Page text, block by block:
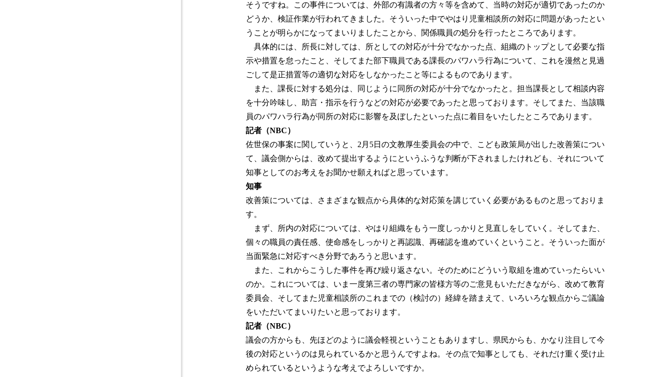
そうですね。この事件については、外部の有識者の方々等を含めて、当時の対応が適切であったのか
どうか、検証作業が行われてきました。そういった中でやはり児童相談所の対応に問題があったとい
うことが明らかになってまいりましたことから、関係職員の処分を行ったところであります。
具体的には、所長に対しては、所としての対応が十分でなかった点、組織のトップとして必要な指
示や措置を怠ったこと、そしてまた部下職員である課長のパワハラ行為について、これを漫然と見過
ごして是正措置等の適切な対応をしなかったこと等によるものであります。
また、課長に対する処分は、同じように同所の対応が十分でなかったと。担当課長として相談内容
を十分吟味し、助言・指示を行うなどの対応が必要であったと思っております。そしてまた、当該職
員のパワハラ行為が同所の対応に影響を及ぼしたといった点に着目をいたしたところであります。
記者（NBC）
佐世保の事案に関していうと、2月5日の文教厚生委員会の中で、こども政策局が出した改善策につい
て、議会側からは、改めて提出するようにというふうな判断が下されましたけれども、それについて
知事としてのお考えをお聞かせ願えればと思っています。
知事
改善策については、さまざまな観点から具体的な対応策を講じていく必要があるものと思っておりま
す。
まず、所内の対応については、やはり組織をもう一度しっかりと見直しをしていく。そしてまた、
個々の職員の責任感、使命感をしっかりと再認識、再確認を進めていくということ。そういった面が
当面緊急に対応すべき分野であろうと思います。
また、これからこうした事件を再び繰り返さない。そのためにどういう取組を進めていったらいい
のか。これについては、いま一度第三者の専門家の皆様方等のご意見もいただきながら、改めて教育
委員会、そしてまた児童相談所のこれまでの（検討の）経緯を踏まえて、いろいろな観点からご議論
をいただいてまいりたいと思っております。
記者（NBC）
議会の方からも、先ほどのように議会軽視ということもありますし、県民からも、かなり注目して今
後の対応というのは見られているかと思うんですよね。その点で知事としても、それだけ重く受け止
められているというような考えでよろしいですか。